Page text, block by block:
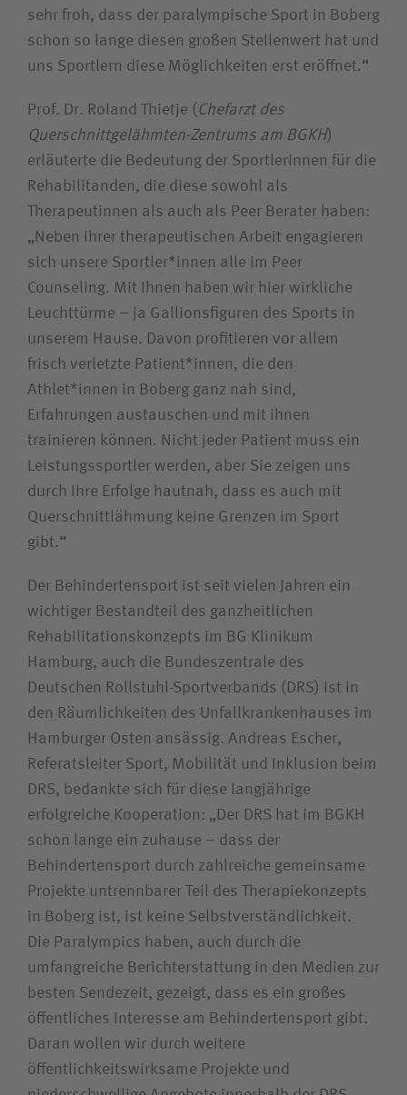
sehr froh, dass der paralympische Sport in Boberg
schon so lange diesen großen Stellenwert hat und
uns Sportlern diese Möglichkeiten erst eröffnet.“
Prof. Dr. Roland Thietje ( Chefarzt des
Querschnittgelähmten-Zentrums am BGKH)
erläuterte die Bedeutung der Sportlerinnen für die
Rehabilitanden, die diese sowohl als
Therapeutinnen als auch als Peer Berater haben:
„Neben ihrer therapeutischen Arbeit engagieren
sich unsere Sportler*innen alle im Peer
Counseling. Mit Ihnen haben wir hier wirkliche
Leuchttürme – ja Gallionsfiguren des Sports in
unserem Hause. Davon profitieren vor allem
frisch verletzte Patient*innen, die den
Athlet*innen in Boberg ganz nah sind,
Erfahrungen austauschen und mit ihnen
trainieren können. Nicht jeder Patient muss ein
Leistungssportler werden, aber Sie zeigen uns
durch Ihre Erfolge hautnah, dass es auch mit
Querschnittlähmung keine Grenzen im Sport
gibt.“
Der Behindertensport ist seit vielen Jahren ein
wichtiger Bestandteil des ganzheitlichen
Rehabilitationskonzepts im BG Klinikum
Hamburg, auch die Bundeszentrale des
Deutschen Rollstuhl-Sportverbands (DRS) ist in
den Räumlichkeiten des Unfallkrankenhauses im
Hamburger Osten ansässig. Andreas Escher,
Referatsleiter Sport, Mobilität und Inklusion beim
DRS, bedankte sich für diese langjährige
erfolgreiche Kooperation: „Der DRS hat im BGKH
schon lange ein zuhause – dass der
Behindertensport durch zahlreiche gemeinsame
Projekte untrennbarer Teil des Therapiekonzepts
in Boberg ist, ist keine Selbstverständlichkeit.
Die Paralympics haben, auch durch die
umfangreiche Berichterstattung in den Medien zur
besten Sendezeit, gezeigt, dass es ein großes
öffentliches Interesse am Behindertensport gibt.
Daran wollen wir durch weitere
öffentlichkeitswirksame Projekte und